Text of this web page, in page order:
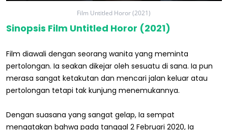
Film Untitled Horor (2021)
Sinopsis Film Untitled Horor (2021)
Film diawali dengan seorang wanita yang meminta
pertolongan. Ia seakan dikejar oleh sesuatu di sana. Ia pun
merasa sangat ketakutan dan mencari jalan keluar atau
pertolongan tetapi tak kunjung menemukannya.
Dengan suasana yang sangat gelap, Ia sempat
mengatakan bahwa pada tanggal 2 Februari 2020, Ia